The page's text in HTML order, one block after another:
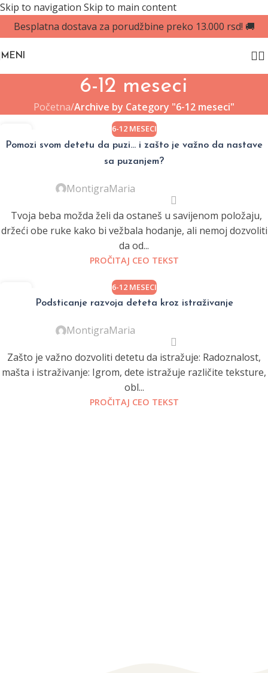
Skip to navigation Skip to main content
Besplatna dostava za porudžbine preko 13.000 rsd! 🚚
MENI
6-12 meseci
Početna/Archive by Category "6-12 meseci"
JAN
6-12 MESECI
Pomozi svom detetu da puzi… i zašto je važno da nastave
sa puzanjem?
MontigraMaria
Tvoja beba možda želi da ostaneš u savijenom položaju,
držeći obe ruke kako bi vežbala hodanje, ali nemoj dozvoliti
da od...
PROČITAJ CEO TEKST
6-12 MESECI
Podsticanje razvoja deteta kroz istraživanje
MontigraMaria
Zašto je važno dozvoliti detetu da istražuje: Radoznalost,
mašta i istraživanje: Igrom, dete istražuje različite teksture,
obl...
PROČITAJ CEO TEKST